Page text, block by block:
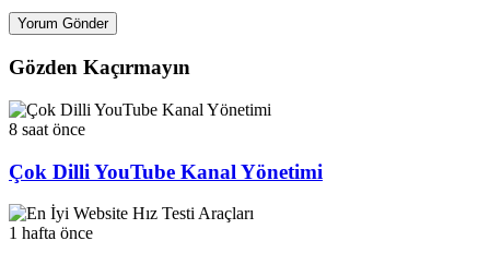
Yorum Gönder
Gözden Kaçırmayın
8 saat önce
Çok Dilli YouTube Kanal Yönetimi
1 hafta önce